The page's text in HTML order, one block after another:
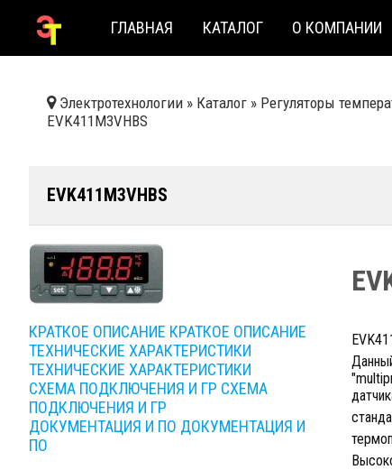
ГЛАВНАЯ КАТАЛОГ О КОМПАНИИ
Электротехнологии » Каталог » Регуляторы
EVK411M3VHBS
EVK411M3VHBS
КРАТКОЕ ОПИСАНИЕ КРАТКОЕ ОПИСАНИЕ
ТЕХНИЧЕСКИЕ ХАРАКТЕРИСТИКИ
ТЕХНИЧЕСКИЕ ХАРАКТЕРИСТИКИ
СХЕМА ПОДКЛЮЧЕНИЯ И ГР СХЕМА
ПОДКЛЮЧЕНИЯ И ГР
ДОКУМЕНТАЦИЯ И ПО ДОКУМЕНТАЦИЯ И
ПО